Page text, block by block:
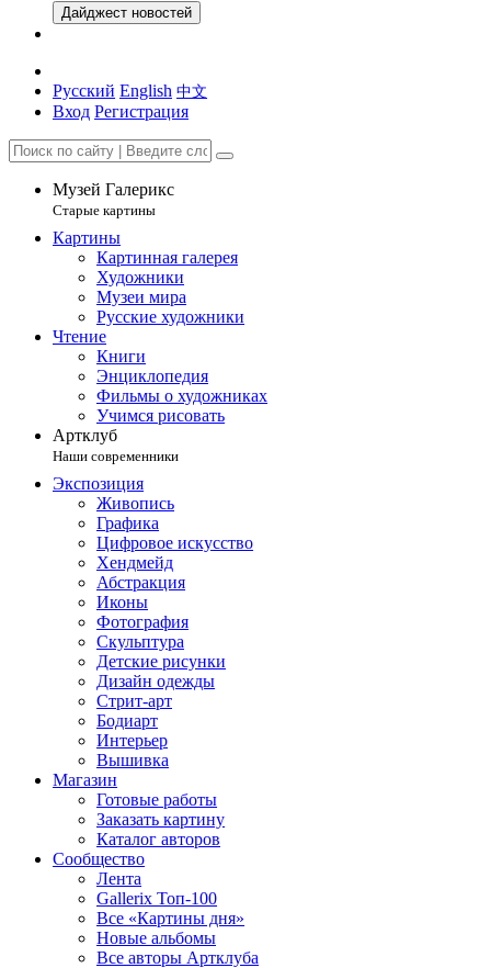
Дайджест новостей
Русский English 中文
Вход Регистрация
Музей Галерикс
Старые картины
Картины
Картинная галерея
Художники
Музеи мира
Русские художники
Чтение
Книги
Энциклопедия
Фильмы о художниках
Учимся рисовать
Артклуб
Наши современники
Экспозиция
Живопись
Графика
Цифровое искусство
Хендмейд
Абстракция
Иконы
Фотография
Скульптура
Детские рисунки
Дизайн одежды
Стрит-арт
Бодиарт
Интерьер
Вышивка
Магазин
Готовые работы
Заказать картину
Каталог авторов
Сообщество
Лента
Gallerix Топ-100
Все «Картины дня»
Новые альбомы
Все авторы Артклуба